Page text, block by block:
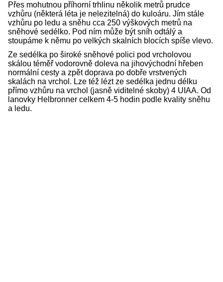
Přes mohutnou příhorní trhlinu několik metrů prudce
vzhůru (některá léta je nelezitelná) do kuloáru. Jím stále
vzhůru po ledu a sněhu cca 250 výškových metrů na
sněhové sedélko. Pod ním může být sníh odtálý a
stoupáme k němu po velkých skalních blocích spíše vlevo.
Ze sedélka po široké sněhové polici pod vrcholovou
skálou téměř vodorovně doleva na jihovýchodní hřeben
normální cesty a zpět doprava po dobře vrstvených
skalách na vrchol. Lze též lézt ze sedélka jednu délku
přímo vzhůru na vrchol (jasně viditelné skoby) 4 UIAA. Od
lanovky Helbronner celkem 4-5 hodin podle kvality sněhu
a ledu.